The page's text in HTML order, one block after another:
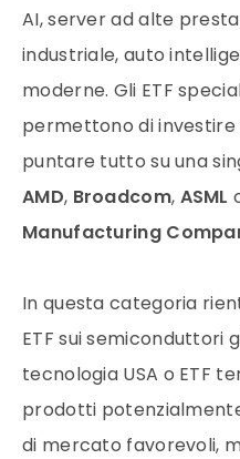
AI, server ad alte
industriale, auto
moderne. Gli ETF
permettono di investire
puntare tutto su una
AMD, Broadcom, ASML
Manufacturing
In questa categoria
ETF sui semiconduttori
tecnologia USA o ETF
prodotti
di mercato favorevoli,